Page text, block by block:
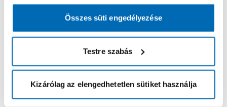
Összes süti engedélyezése
Testre szabás
Kizárólag az elengedhetetlen sütiket használja